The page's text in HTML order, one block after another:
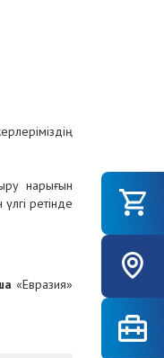
нарығын
ретінде
«Евразия»